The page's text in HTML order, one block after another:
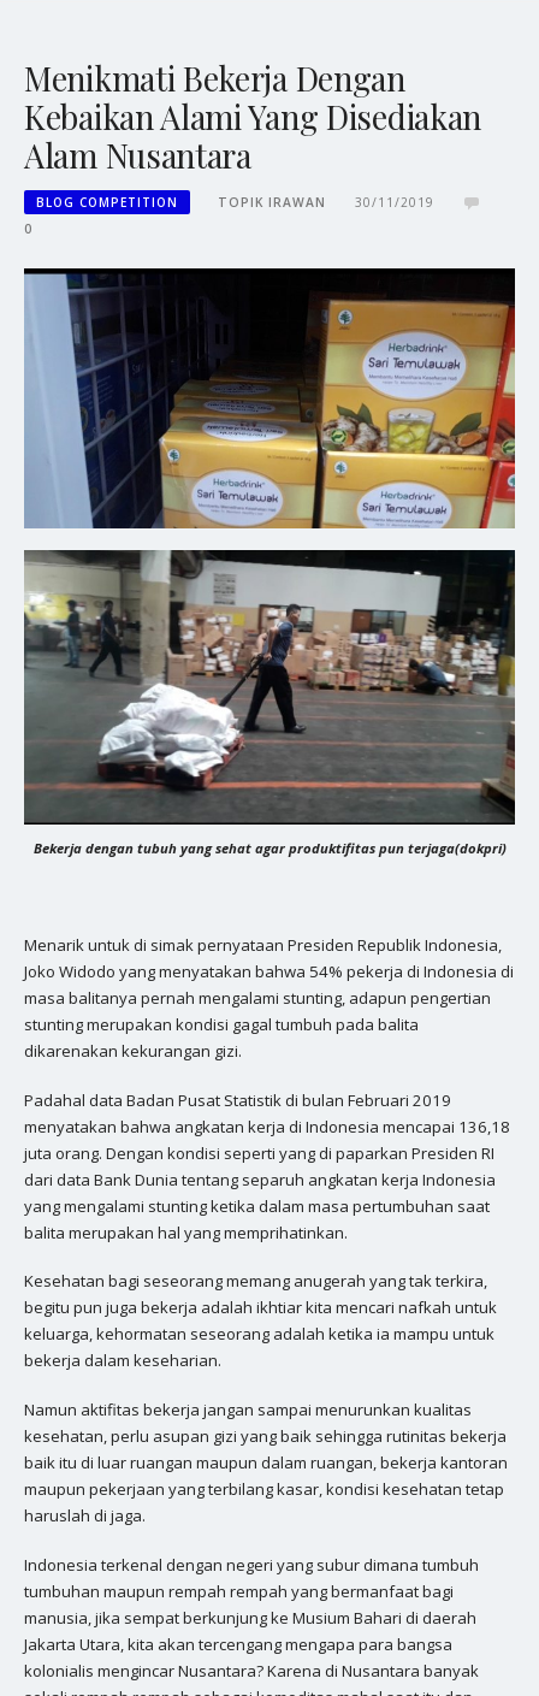
Menikmati Bekerja Dengan
Kebaikan Alami Yang Disediakan
Alam Nusantara
BLOG COMPETITION TOPIK IRAWAN
30/11/2019
0
Bekerja dengan tubuh yang sehat agar produktifitas pun terjaga(dokpri)
Menarik untuk di simak pernyataan Presiden Republik Indonesia,
Joko Widodo yang menyatakan bahwa 54% pekerja di Indonesia di
masa balitanya pernah mengalami stunting, adapun pengertian
stunting merupakan kondisi gagal tumbuh pada balita
dikarenakan kekurangan gizi.
Padahal data Badan Pusat Statistik di bulan Februari 2019
menyatakan bahwa angkatan kerja di Indonesia mencapai 136,18
juta orang. Dengan kondisi seperti yang di paparkan Presiden RI
dari data Bank Dunia tentang separuh angkatan kerja Indonesia
yang mengalami stunting ketika dalam masa pertumbuhan saat
balita merupakan hal yang memprihatinkan.
Kesehatan bagi seseorang memang anugerah yang tak terkira,
begitu pun juga bekerja adalah ikhtiar kita mencari nafkah untuk
keluarga, kehormatan seseorang adalah ketika ia mampu untuk
bekerja dalam keseharian.
Namun aktifitas bekerja jangan sampai menurunkan kualitas
kesehatan, perlu asupan gizi yang baik sehingga rutinitas bekerja
baik itu di luar ruangan maupun dalam ruangan, bekerja kantoran
maupun pekerjaan yang terbilang kasar, kondisi kesehatan tetap
haruslah di jaga.
Indonesia terkenal dengan negeri yang subur dimana tumbuh
tumbuhan maupun rempah rempah yang bermanfaat bagi
manusia, jika sempat berkunjung ke Musium Bahari di daerah
Jakarta Utara, kita akan tercengang mengapa para bangsa
kolonialis mengincar Nusantara? Karena di Nusantara banyak